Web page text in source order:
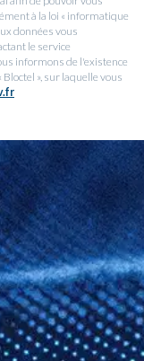
à la loi « informatique
données vous
le service
informons de l'existence
», sur laquelle vous